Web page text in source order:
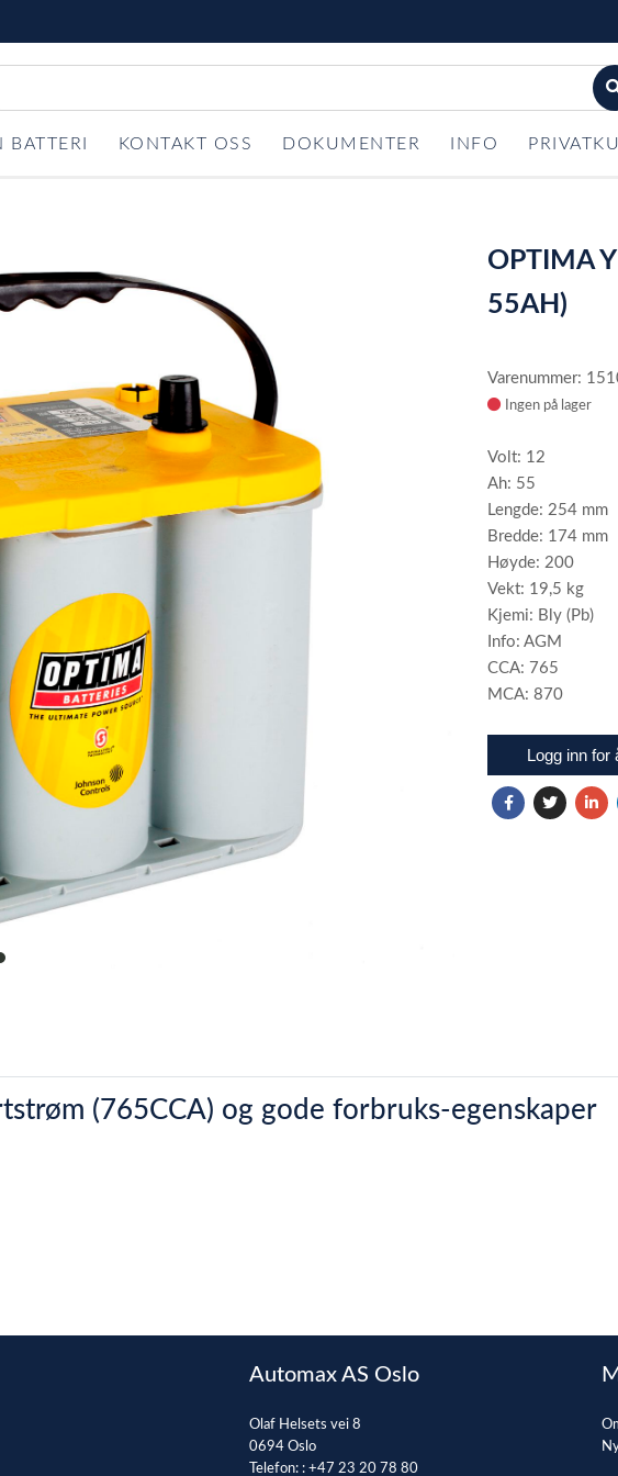
BATTERI KONTAKT OSS DOKUMENTER INFO
OPTIMA
55AH)
Varenummer:
Ingen på lager
Volt: 12
Ah: 55
Lengde: 254 mm
Bredde: 174 mm
Høyde: 200
Vekt: 19,5 kg
Kjemi: Bly (Pb)
Info: AGM
CCA: 765
MCA: 870
Logg inn for
(765CCA) og gode forbruks-egenskaper
Automax AS Oslo
Olaf Helsets vei 8
0694 Oslo
Telefon: : +47 23 20 78 80